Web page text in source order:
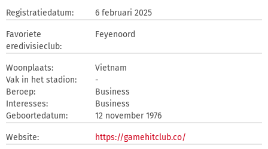
Registratiedatum: 6 februari 2025
Favoriete
eredivisieclub:
Feyenoord
Woonplaats:
Vietnam
Vak in het stadion:
-
Beroep:
Business
Interesses:
Business
Geboortedatum:
12 november 1976
Website: https://gamehitclub.co/